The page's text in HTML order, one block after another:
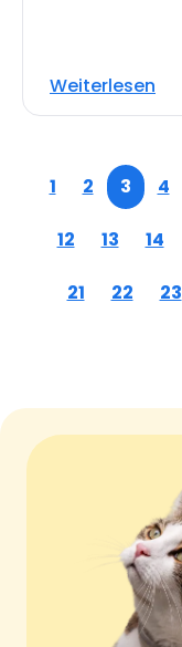
Weiterlesen
1 2 3 4
12 13 14
21 22 23